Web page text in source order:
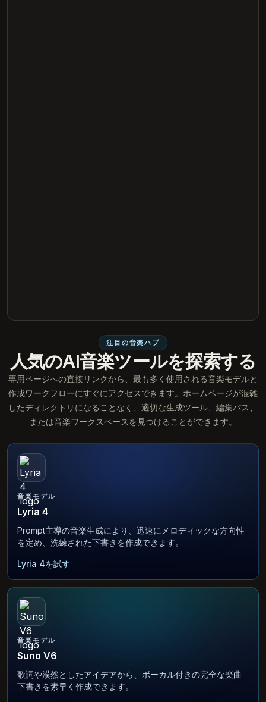
注目の音楽ハブ
人気のAI音楽ツールを探索する
専用ページへの直接リンクから、最も多く使用される音楽モデルと
作成ワークフローにすぐにアクセスできます。ホームページが混雑
したディレクトリになることなく、適切な生成ツール、編集パス、
または音楽ワークスペースを見つけることができます。
音楽モデル
Lyria 4
Prompt主導の音楽生成により、迅速にメロディックな方向性
を定め、洗練された下書きを作成できます。
Lyria 4を試す
音楽モデル
Suno V6
歌詞や漠然としたアイデアから、ボーカル付きの完全な楽曲
下書きを素早く作成できます。